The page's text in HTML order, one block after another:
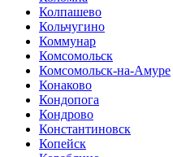
Колпашево
Кольчугино
Коммунар
Комсомольск
Комсомольск-на-Амуре
Конаково
Кондопога
Кондрово
Константиновск
Копейск